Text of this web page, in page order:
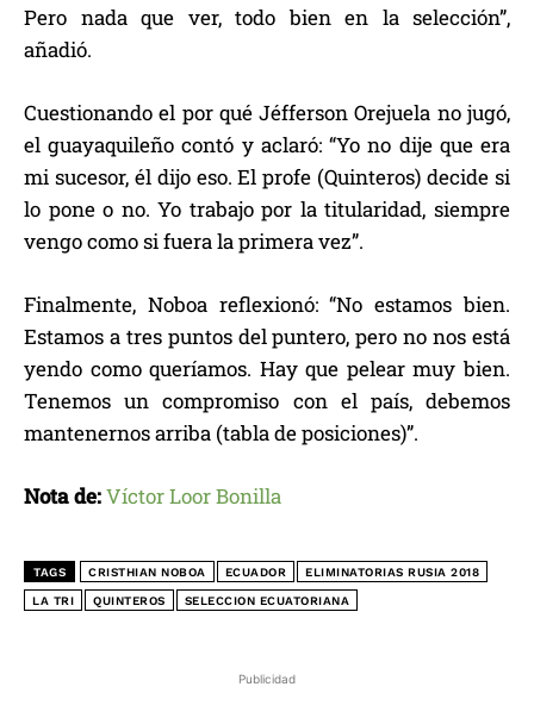
Publicidad
Pero nada que ver, todo bien en la selección”,
añadió.
Cuestionando el por qué Jéfferson Orejuela no jugó,
el guayaquileño contó y aclaró: “Yo no dije que era
mi sucesor, él dijo eso. El profe (Quinteros) decide si
lo pone o no. Yo trabajo por la titularidad, siempre
vengo como si fuera la primera vez”.
Finalmente, Noboa reflexionó: “No estamos bien.
Estamos a tres puntos del puntero, pero no nos está
yendo como queríamos. Hay que pelear muy bien.
Tenemos un compromiso con el país, debemos
mantenernos arriba (tabla de posiciones)”.
Nota de:Víctor Loor Bonilla
TAGS CRISTHIAN NOBOA ECUADOR ELIMINATORIAS RUSIA 2018
LA TRI QUINTEROS SELECCION ECUATORIANA